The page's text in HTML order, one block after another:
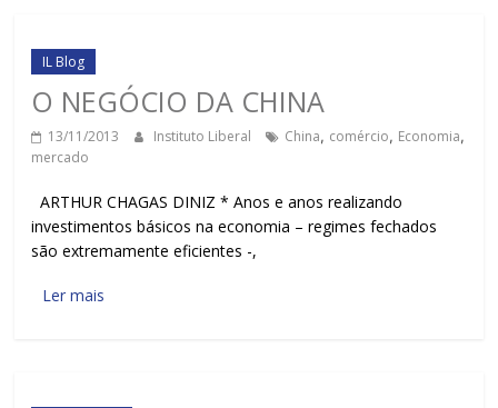
mais
importante
da
sociedade.
IL Blog
O NEGÓCIO DA CHINA
13/11/2013 Instituto Liberal China, comércio, Economia,
mercado
ARTHUR CHAGAS DINIZ * Anos e anos realizando
investimentos básicos na economia – regimes fechados
são extremamente eficientes -,
Ler mais